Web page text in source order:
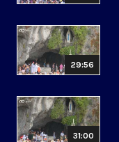
29:56
31:00